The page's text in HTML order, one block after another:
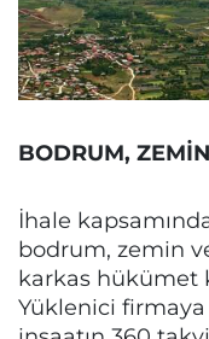
BODRUM,
İhale
bodrum, zemin
karkas hükümet
Yüklenici